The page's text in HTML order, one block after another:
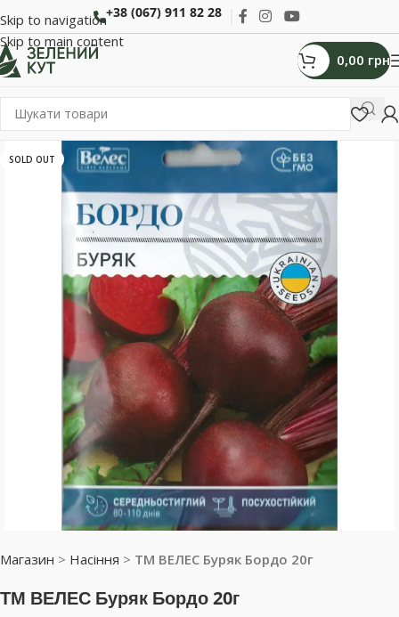
Skip to navigation
Skip to main content
+38 (067) 911 82 28
0,00 грн
SOLD OUT
Магазин > Насіння > ТМ ВЕЛЕС Буряк Бордо 20г
ТМ ВЕЛЕС Буряк Бордо 20г